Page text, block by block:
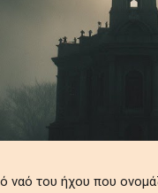
ναό του ήχου που